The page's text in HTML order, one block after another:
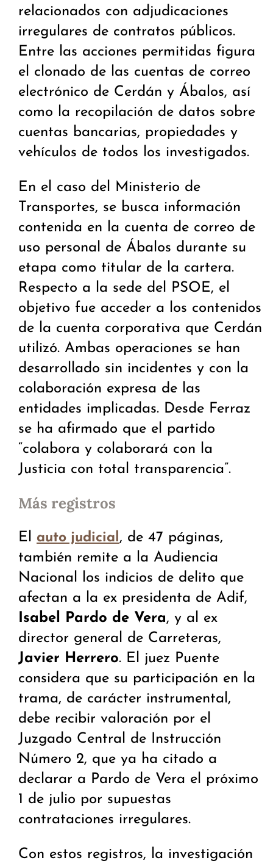
relacionados con adjudicaciones
irregulares de contratos públicos.
Entre las acciones permitidas figura
el clonado de las cuentas de correo
electrónico de Cerdán y Ábalos, así
como la recopilación de datos sobre
cuentas bancarias, propiedades y
vehículos de todos los investigados.
En el caso del Ministerio de
Transportes, se busca información
contenida en la cuenta de correo de
uso personal de Ábalos durante su
etapa como titular de la cartera.
Respecto a la sede del PSOE, el
objetivo fue acceder a los contenidos
de la cuenta corporativa que Cerdán
utilizó. Ambas operaciones se han
desarrollado sin incidentes y con la
colaboración expresa de las
entidades implicadas. Desde Ferraz
se ha afirmado que el partido
“colabora y colaborará con la
Justicia con total transparencia”.
Más registros
El auto judicial, de 47 páginas,
también remite a la Audiencia
Nacional los indicios de delito que
afectan a la ex presidenta de Adif,
Isabel Pardo de Vera, y al ex
director general de Carreteras,
Javier Herrero. El juez Puente
considera que su participación en la
trama, de carácter instrumental,
debe recibir valoración por el
Juzgado Central de Instrucción
Número 2, que ya ha citado a
declarar a Pardo de Vera el próximo
1 de julio por supuestas
contrataciones irregulares.
Con estos registros, la investigación